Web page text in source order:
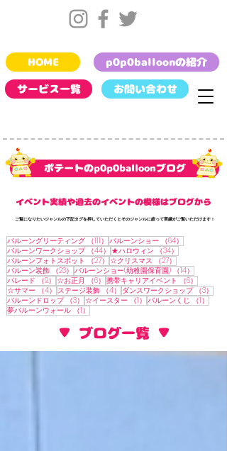
お問い合わせ
HOME
サービス一覧
p0p0balloonの紹介
​ポテートのp0p0balloonブログ
​イベント実績や過去のイベントの模様はブログから
​ご覧になりたいジャンルの下記タグを押していただくとそのジャンルに絞って実績がご覧いただけます !
バルーングリーティング （111） 111件の記事
バルーンショー （64） 64件の記事
バルーンワークショップ （44） 44件の記事
★ハロウィン （34） 34件の記事
バルーンフォトスポット
（27） 27件の記事
☆クリスマス （27） 27件の記事
バルーン装飾 （23） 23件の記事
バルーンショー(幼稚園保育園) （14） 14件の記事
パレード
（9） 9件の記事
☆お正月 （6） 6件の記事
携帯キャリアイベント （6） 6件の記事
☆サマー
（4） 4件の記事
ステージ装飾 （4） 4件の記事
ダンスワークショップ （3） 3件
バルーンドロップ （3） 3件の記事
☆イースター （1） 1件の記事
バルーンくじ （1） 1件の
夢バルーンウォール （1） 1件の記事
​▼ ブログ一覧 ▼